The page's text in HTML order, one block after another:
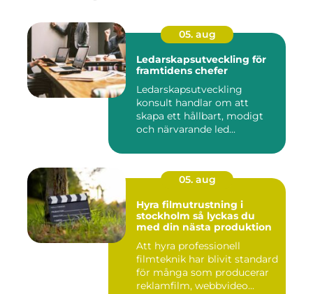
05. aug
Ledarskapsutveckling för
framtidens chefer
Ledarskapsutveckling
konsult handlar om att
skapa ett hållbart, modigt
och närvarande led...
05. aug
Hyra filmutrustning i
stockholm så lyckas du
med din nästa produktion
Att hyra professionell
filmteknik har blivit standard
för många som producerar
reklamfilm, webbvideo...